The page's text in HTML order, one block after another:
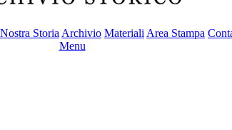
Storia Archivio Materiali Area Stampa
Menu